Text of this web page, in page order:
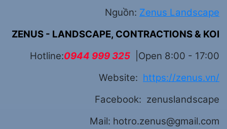
Nguồn: Zenus Landscape
ZENUS - LANDSCAPE, CONTRACTIONS & KOI
Hotline:0944 999 325 |Open 8:00 - 17:00
Website: https://zenus.vn/
Facebook: zenuslandscape
Mail: hotro.zenus@gmail.com